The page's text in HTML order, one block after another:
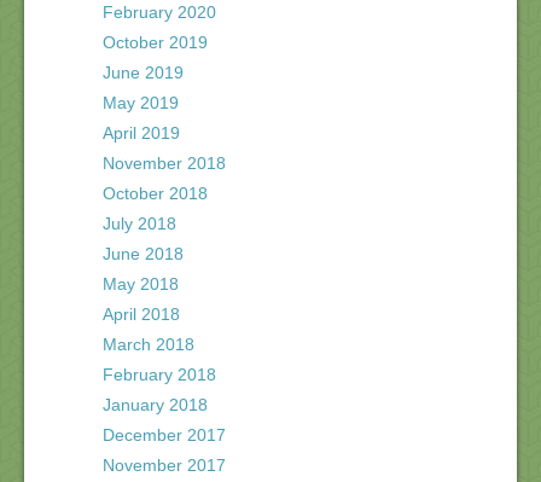
February 2020
October 2019
June 2019
May 2019
April 2019
November 2018
October 2018
July 2018
June 2018
May 2018
April 2018
March 2018
February 2018
January 2018
December 2017
November 2017